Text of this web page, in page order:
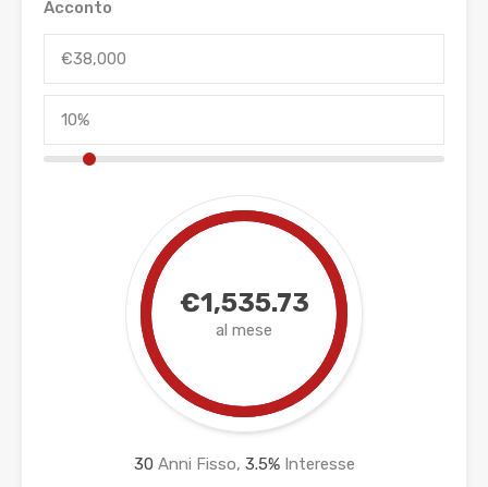
Acconto
€1,535.73
al mese
30 Anni Fisso, 3.5%Interesse